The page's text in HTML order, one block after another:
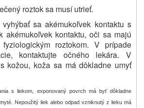
roztok sa musí utrieť.
sa akémukoľvek kontaktu s
akémukoľvek kontaktu, oči sa majú
roztokom. V prípade
kontaktujte očného lekára. V
kožou, koža sa má dôkladne umyť
s liekom, exponovaný povrch má byť dôkladne
Nepoužitý liek alebo odpad vzniknutý z lieku má